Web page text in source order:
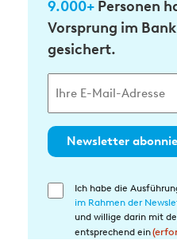
9.000+ Personen
Vorsprung im
gesichert.
Newsletter
Einwilligung
Ich habe die
im Rahmen der
und willige darin mit
entsprechend ein